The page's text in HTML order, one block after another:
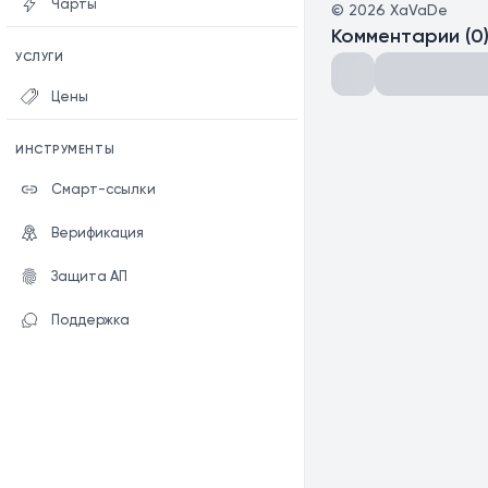
Чарты
УСЛУГИ
Цены
ИНСТРУМЕНТЫ
Смарт-ссылки
Верификация
Защита АП
Поддержка
© 2026 XaVaDe
Комментарии (0)